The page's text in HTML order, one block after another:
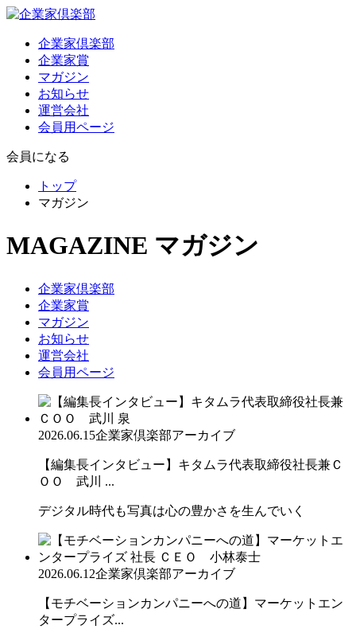
企業家倶楽部
企業家賞
マガジン
お知らせ
運営会社
会員用ページ
会員になる
トップ
マガジン
MAGAZINE マガジン
企業家倶楽部
企業家賞
マガジン
お知らせ
運営会社
会員用ページ
2026.06.15企業家倶楽部アーカイブ
【編集長インタビュー】キタムラ代表取締役社長兼Ｃ
ＯＯ 武川 ...
デジタル時代も写真は心の豊かさを生んでいく
2026.06.12企業家倶楽部アーカイブ
【モチベーションカンパニーへの道】マーケットエン
タープライズ...